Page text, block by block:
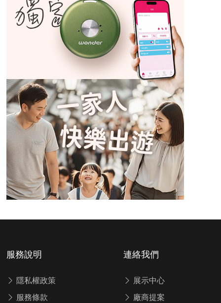
服務說明
隱私權政策
服務條款
連絡我們
展示中心
廠商提案